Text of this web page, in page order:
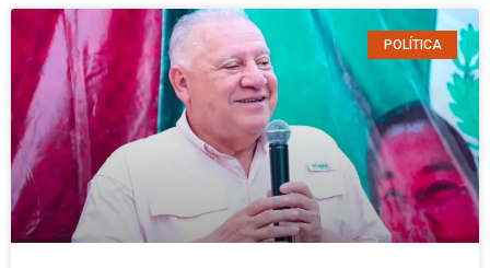
POLÍTICA